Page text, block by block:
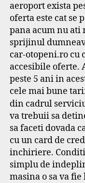
aeroport exista
oferta este cat se
pana acum nu
sprijinul
car-otopeni.ro cu
accesibile oferte.
peste 5 ani in
cele mai bune
din cadrul
va trebuii sa
sa faceti dovada
cu un card de
inchiriere.
simplu de
masina o sa va